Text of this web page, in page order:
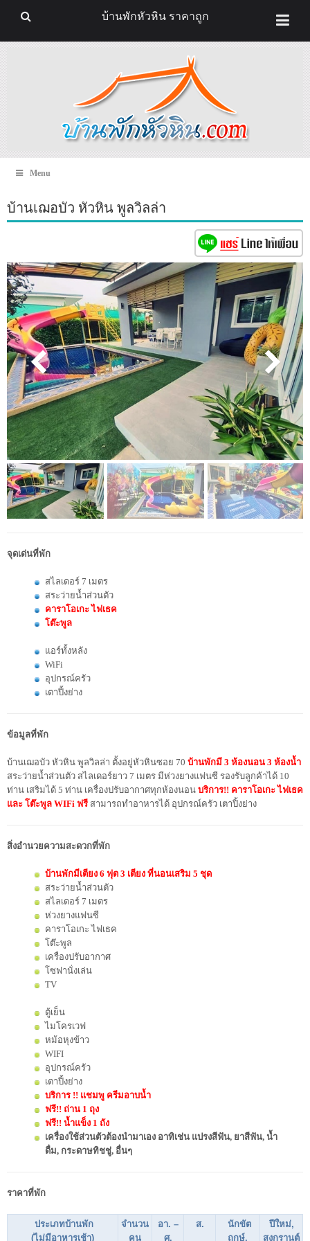
Menu
บ้านเฌอบัว หัวหิน พูลวิลล่า
จุดเด่นที่พัก
สไลเดอร์ 7 เมตร
สระว่ายน้ำส่วนตัว
คาราโอเกะ ไฟเธค
โต๊ะพูล
แอร์ทั้งหลัง
WiFi
อุปกรณ์ครัว
เตาปิ้งย่าง
ข้อมูลที่พัก
บ้านเฌอบัว หัวหิน พูลวิลล่า ตั้งอยู่หัวหินซอย 70 บ้านพักมี 3 ห้องนอน 3 ห้องน้ำ
สระว่ายน้ำส่วนตัว สไลเดอร์ยาว 7 เมตร มีห่วงยางแฟนซี รองรับลูกค้าได้ 10
ท่าน เสริมได้ 5 ท่าน เครื่องปรับอากาศทุกห้องนอน บริการ!! คาราโอเกะ ไฟเธค
และ โต๊ะพูล WIFi ฟรี สามารถทำอาหารได้ อุปกรณ์ครัว เตาปิ้งย่าง
สิ่งอำนวยความสะดวกที่พัก
บ้านพักมีเตียง 6 ฟุต 3 เตียง ที่นอนเสริม 5 ชุด
สระว่ายน้ำส่วนตัว
สไลเดอร์ 7 เมตร
ห่วงยางแฟนซี
คาราโอเกะ ไฟเธค
โต๊ะพูล
เครื่องปรับอากาศ
โซฟานั่งเล่น
TV
ตู้เย็น
ไมโครเวฟ
หม้อหุงข้าว
WIFI
อุปกรณ์ครัว
เตาปิ้งย่าง
บริการ !! แชมพู ครีมอาบน้ำ
ฟรี!! ถ่าน 1 ถุง
ฟรี!! น้ำแข็ง 1 ถัง
เครื่องใช้ส่วนตัวต้องนำมาเอง อาทิเช่น แปรงสีฟัน, ยาสีฟัน, น้ำ
ดื่ม, กระดาษทิชชู่, อื่นๆ
ราคาที่พัก
ประเภทบ้านพัก
(ไม่มีอาหารเช้า)
จำนวน
คน
อา. –
ศ.
ส.
นักขัต
ฤกษ์,
ปีใหม่,
สงกรานต์
บ้านพักหัวหิน ราคาถูก